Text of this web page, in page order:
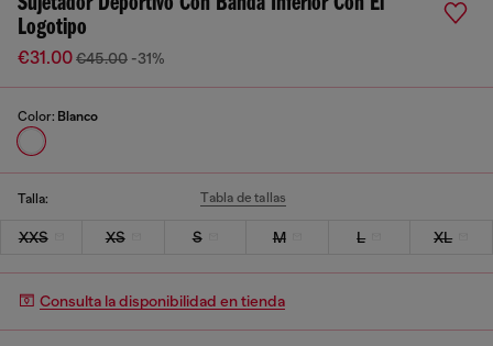
Logotipo
€31.00€45.00 -31%
Color: Blanco
Talla: Tabla de tallas
XXS XS S M L XL
Consulta la disponibilidad en tienda